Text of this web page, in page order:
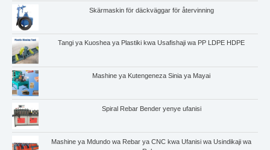
Skärmaskin för däckväggar för återvinning
Tangi ya Kuoshea ya Plastiki kwa Usafishaji wa PP LDPE HDPE
Mashine ya Kutengeneza Sinia ya Mayai
Spiral Rebar Bender yenye ufanisi
Mashine ya Mdundo wa Rebar ya CNC kwa Ufanisi wa Usindikaji wa